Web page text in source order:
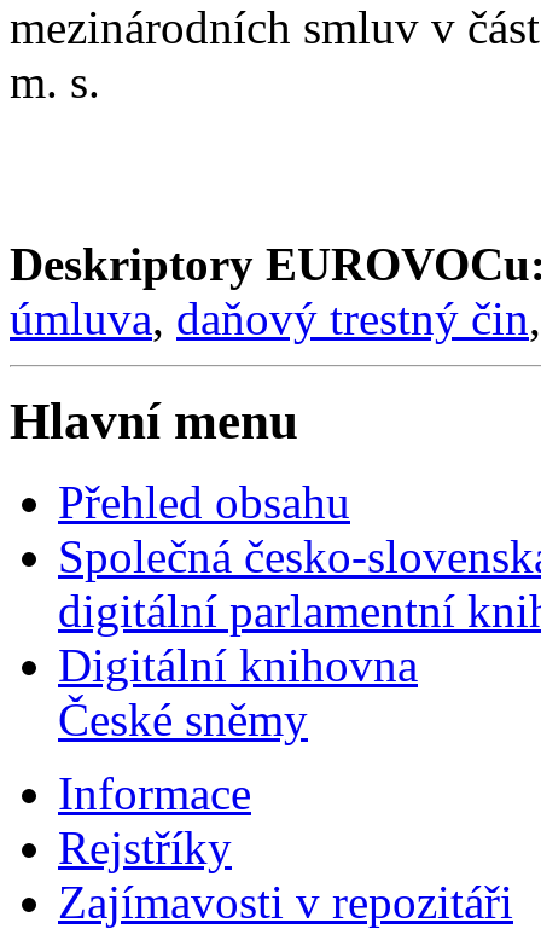
mezinárodních smluv v
m. s.
Deskriptory
úmluva, daňový trestný čin
Hlavní menu
Přehled obsahu
Společná česko-
digitální parlamentní
Digitální knihovna
České sněmy
Informace
Rejstříky
Zajímavosti v repozitáři